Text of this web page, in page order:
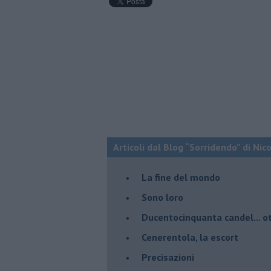
Articoli dal Blog “Sorridendo” di
La fine del mondo
Sono loro
Ducentocinquanta candel...
Cenerentola, la escort
Precisazioni